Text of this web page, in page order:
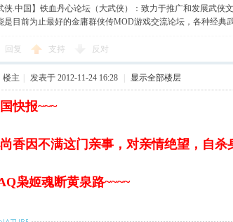
侠.中国】铁血丹心论坛（大武侠）：致力于推广和发展武侠
是目前为止最好的金庸群侠传MOD游戏交流论坛，各种经典
回复 支持 反对
楼主 发表于 2012-11-24 16:28 显示全部楼层
快报~~~
香因不满这门亲事，对亲情绝望，自杀
枭姬魂断黄泉路~~~~